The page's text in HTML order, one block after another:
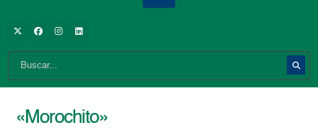
«Morochito»